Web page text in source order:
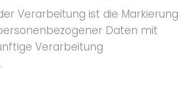
Verarbeitung ist die Markierung
Daten mit
Verarbeitung